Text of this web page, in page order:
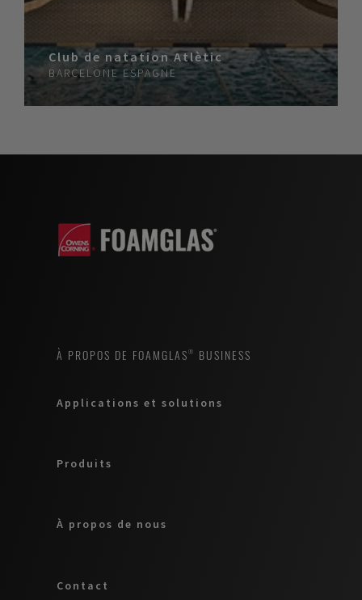
Club de natation Atlètic
BARCELONE ESPAGNE
À PROPOS DE FOAMGLAS® BUSINESS
Applications et solutions
Produits
À propos de nous
Contact